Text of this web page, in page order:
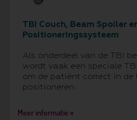
TBI Couch, Beam Spoiler
Positioneringssysteem
Als onderdeel van de TBI
wordt vaak een speciale
om de patiënt correct in de
positioneren.
Meer informatie »